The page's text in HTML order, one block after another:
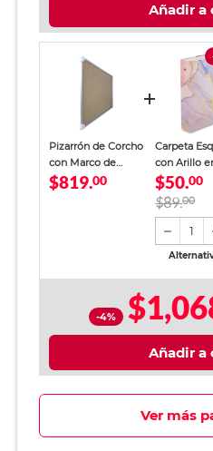
Añadir a
Pizarrón de Corcho
con Marco de
Aluminio Alfra
$819.00
Carpeta
con Arillo
Top Mármol
Morado
$50.00
$89.00
1
-4%
Añadir a
Ver más